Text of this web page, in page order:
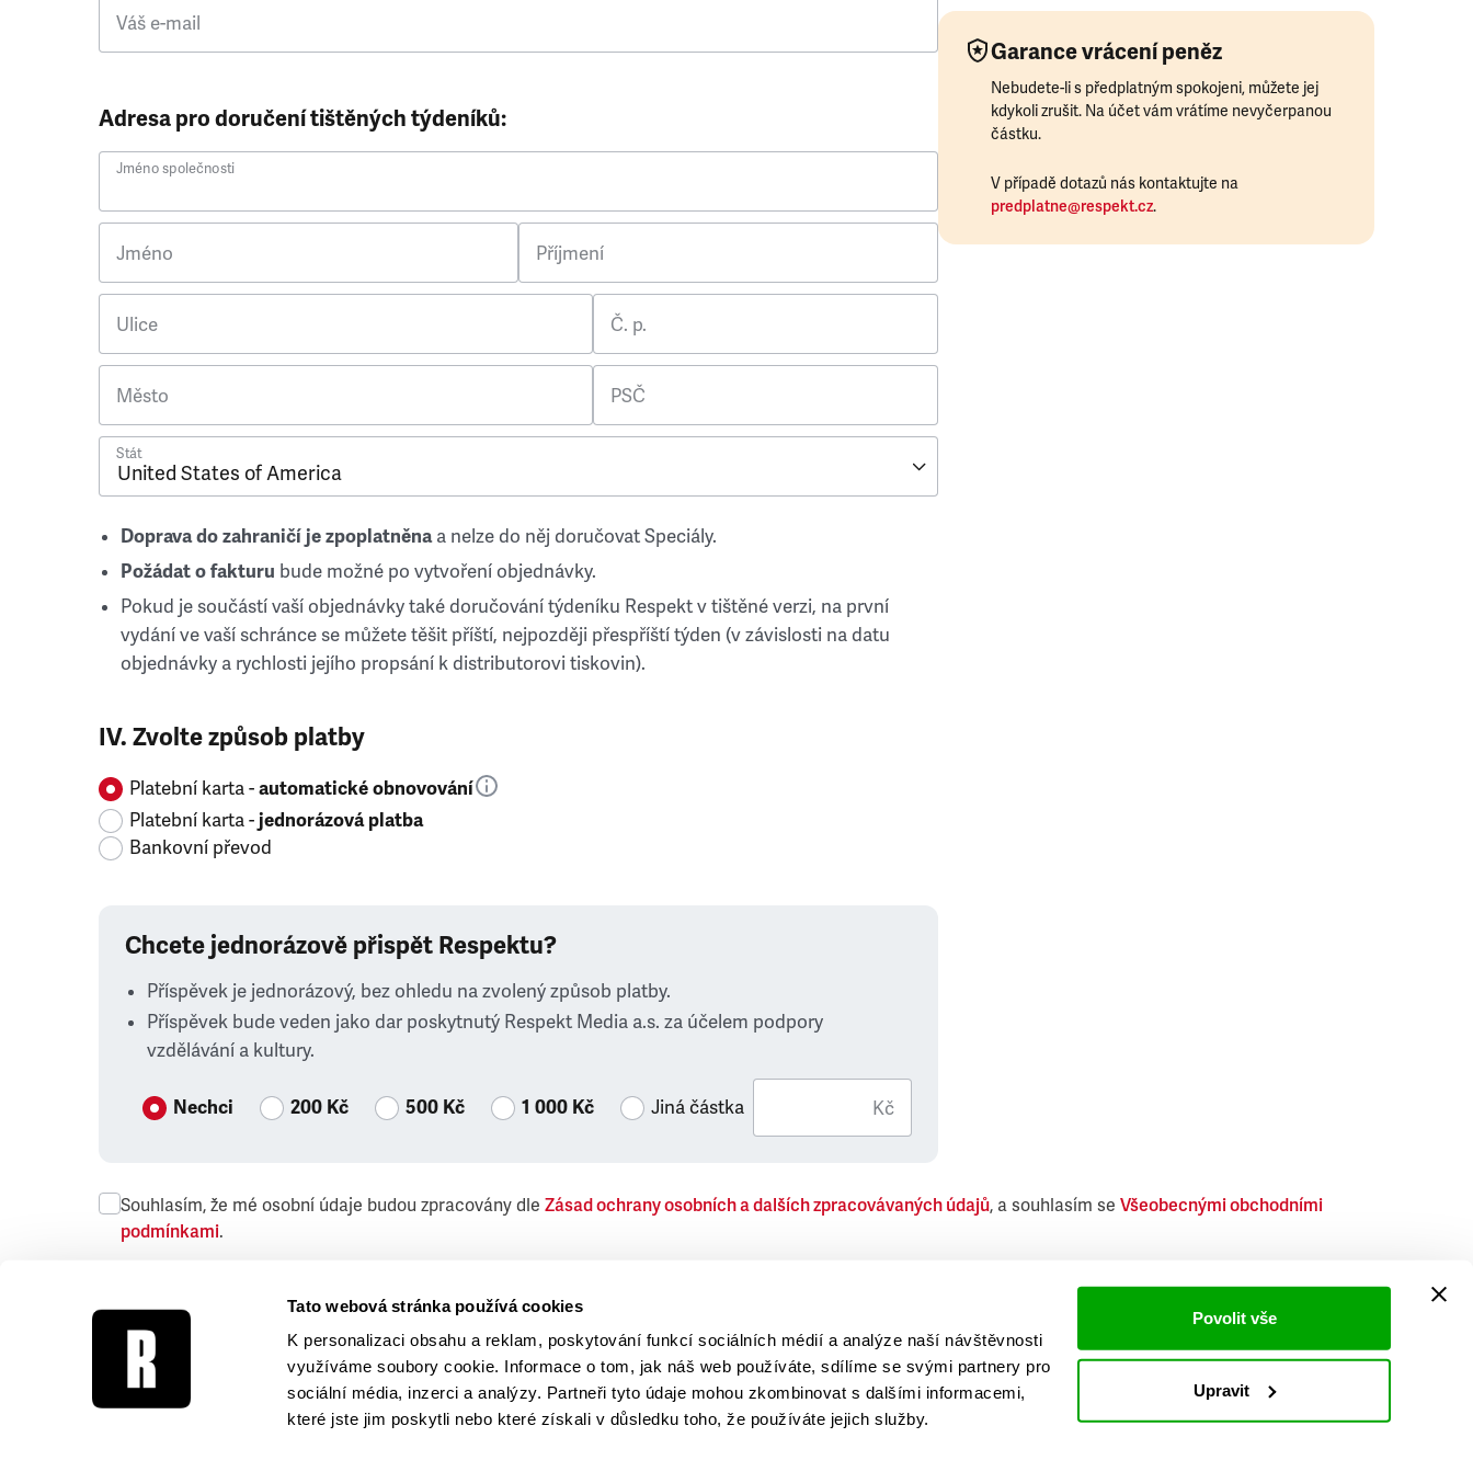
Tato webová stránka používá cookies
K personalizaci obsahu a reklam, poskytování funkcí sociálních médií a analýze naší návštěvnosti
využíváme soubory cookie. Informace o tom, jak náš web používáte, sdílíme se svými partnery pro
sociální média, inzerci a analýzy. Partneři tyto údaje mohou zkombinovat s dalšími informacemi,
které jste jim poskytli nebo které získali v důsledku toho, že používáte jejich služby.
Povolit vše
Upravit
Váš e-mail
Adresa pro doručení tištěných týdeníků:
Jméno společnosti
Jméno Příjmení
Ulice Č. p.
Město PSČ
Stát
Doprava do zahraničí je zpoplatněnaa nelze do něj doručovat Speciály.
Požádat o fakturu bude možné po vytvoření objednávky.
Pokud je součástí vaší objednávky také doručování týdeníku Respekt v tištěné verzi, na první
vydání ve vaší schránce se můžete těšit příští, nejpozději přespříští týden (v závislosti na datu
objednávky a rychlosti jejího propsání k distributorovi tiskovin).
IV. Zvolte způsob platby
Platební karta -automatické obnovování
Platební karta -jednorázová platba
Bankovní převod
Chcete jednorázově přispět Respektu?
Příspěvek je jednorázový, bez ohledu na zvolený způsob platby.
Příspěvek bude veden jako dar poskytnutý Respekt Media a.s. za účelem podpory
vzdělávání a kultury.
Nechci 200 Kč 500 Kč 1 000 Kč Jiná částka Kč
Garance vrácení peněz
Nebudete-li s předplatným spokojeni, můžete jej
kdykoli zrušit. Na účet vám vrátíme nevyčerpanou
částku.
V případě dotazů nás kontaktujte na
predplatne@respekt.cz.
Souhlasím, že mé osobní údaje budou zpracovány dle Zásad ochrany osobních a dalších zpracovávaných údajů, a souhlasím se Všeobecnými obchodními
podmínkami.